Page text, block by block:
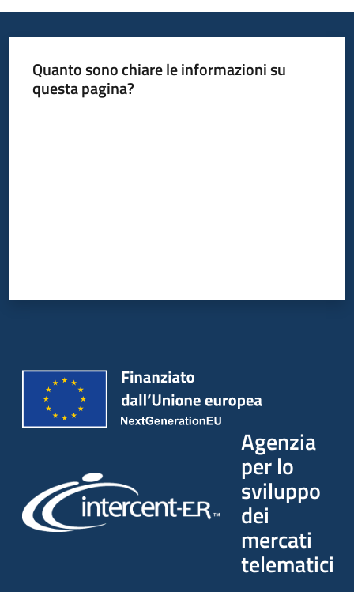
Quanto sono chiare le informazioni su
questa pagina?
Agenzia
per lo
sviluppo
dei
mercati
telematici